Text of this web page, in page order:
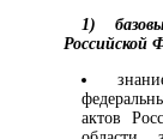
1)
Российской
актов